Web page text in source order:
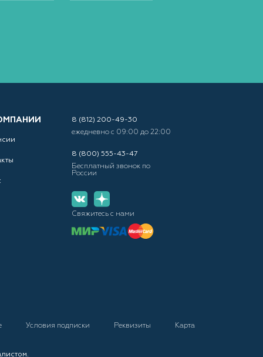
8 (812) 200-49-30
ежедневно с 09:00 до 22:00
8 (800) 555-43-47
Бесплатный звонок по
России
Свяжитесь с нами
Условия подписки Реквизиты
Карта